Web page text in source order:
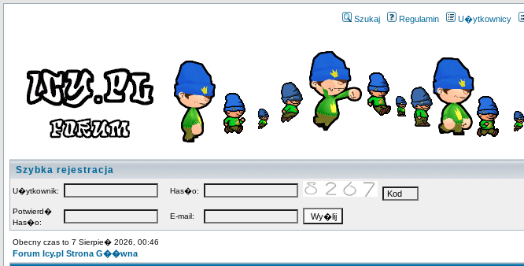
Szukaj Regulamin U�ytkownicy
Szybka rejestracja
U�ytkownik: Has�o:
Potwierd�
Has�o:
E-mail:
Obecny czas to 7 Sierpie� 2026, 00:46
Forum Icy.pl Strona G��wna